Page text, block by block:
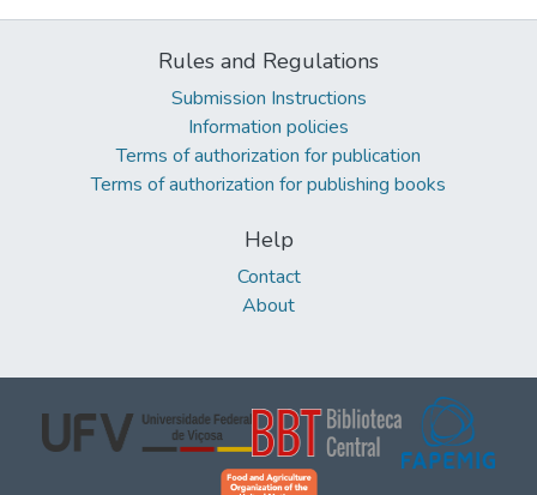
Rules and Regulations
Submission Instructions
Information policies
Terms of authorization for publication
Terms of authorization for publishing books
Help
Contact
About